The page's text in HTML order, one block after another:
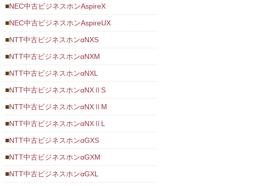
NEC中古ビジネスホンAspireX
NEC中古ビジネスホンAspireUX
NTT中古ビジネスホンαNXS
NTT中古ビジネスホンαNXM
NTT中古ビジネスホンαNXL
NTT中古ビジネスホンαNXⅡS
NTT中古ビジネスホンαNXⅡM
NTT中古ビジネスホンαNXⅡL
NTT中古ビジネスホンαGXS
NTT中古ビジネスホンαGXM
NTT中古ビジネスホンαGXL